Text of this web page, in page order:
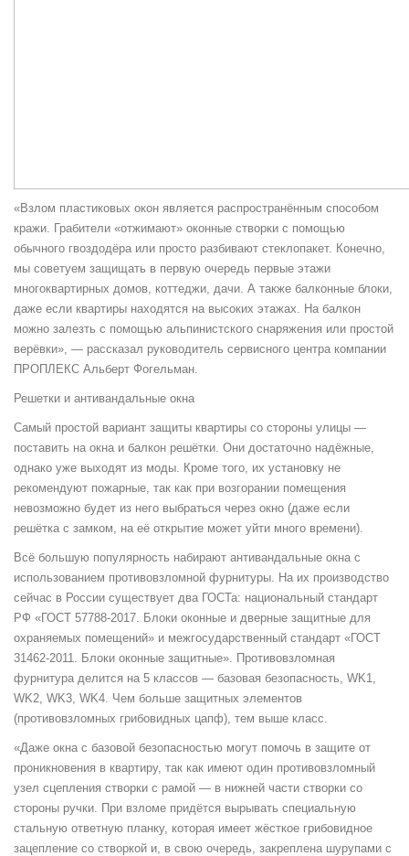
«Взлом пластиковых окон является распространённым способом
кражи. Грабители «отжимают» оконные створки с помощью
обычного гвоздодёра или просто разбивают стеклопакет. Конечно,
мы советуем защищать в первую очередь первые этажи
многоквартирных домов, коттеджи, дачи. А также балконные блоки,
даже если квартиры находятся на высоких этажах. На балкон
можно залезть с помощью альпинистского снаряжения или простой
верёвки», — рассказал руководитель сервисного центра компании
ПРОПЛЕКС Альберт Фогельман.
Решетки и антивандальные окна
Самый простой вариант защиты квартиры со стороны улицы —
поставить на окна и балкон решётки. Они достаточно надёжные,
однако уже выходят из моды. Кроме того, их установку не
рекомендуют пожарные, так как при возгорании помещения
невозможно будет из него выбраться через окно (даже если
решётка с замком, на её открытие может уйти много времени).
Всё большую популярность набирают антивандальные окна с
использованием противовзломной фурнитуры. На их производство
сейчас в России существует два ГОСТа: национальный стандарт
РФ «ГОСТ 57788-2017. Блоки оконные и дверные защитные для
охраняемых помещений» и межгосударственный стандарт «ГОСТ
31462-2011. Блоки оконные защитные». Противовзломная
фурнитура делится на 5 классов — базовая безопасность, WK1,
WK2, WK3, WK4. Чем больше защитных элементов
(противовзломных грибовидных цапф), тем выше класс.
«Даже окна с базовой безопасностью могут помочь в защите от
проникновения в квартиру, так как имеют один противовзломный
узел сцепления створки с рамой — в нижней части створки со
стороны ручки. При взломе придётся вырывать специальную
стальную ответную планку, которая имеет жёсткое грибовидное
зацепление со створкой и, в свою очередь, закреплена шурупами с